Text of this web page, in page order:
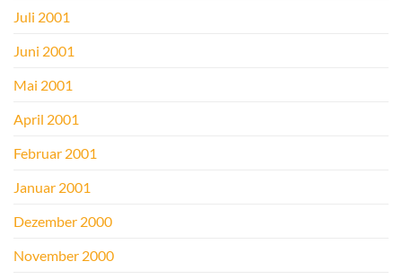
Juli 2001
Juni 2001
Mai 2001
April 2001
Februar 2001
Januar 2001
Dezember 2000
November 2000